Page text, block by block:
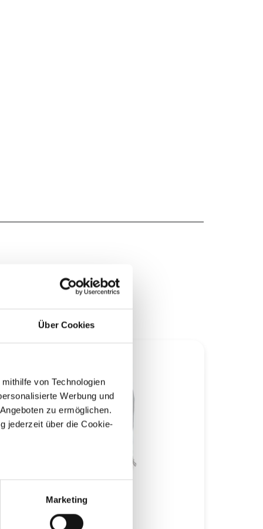
Über Cookies
von Technologien
Werbung und
zu ermöglichen.
jederzeit über die Cookie-
sein können
Präferenzen imAbschnitt
Marketing
TEMPEX® THERMO ACCESSORIES